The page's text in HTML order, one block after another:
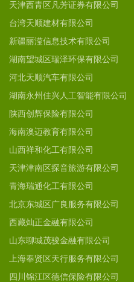
天津西青区凡芳证券有限公司
台湾天顺建材有限公司
新疆丽滢信息技术有限公司
湖南望城区瑞泽环保有限公司
河北天顺汽车有限公司
湖南永州佳兴人工智能有限公司
陕西创辉保险有限公司
海南澳迈教育有限公司
山西祥和化工有限公司
天津津南区探音旅游有限公司
青海瑞通化工有限公司
北京东城区广良服务有限公司
西藏灿正金融有限公司
山东聊城茂骏金融有限公司
上海奉贤区天行服务有限公司
四川锦江区德信保险有限公司